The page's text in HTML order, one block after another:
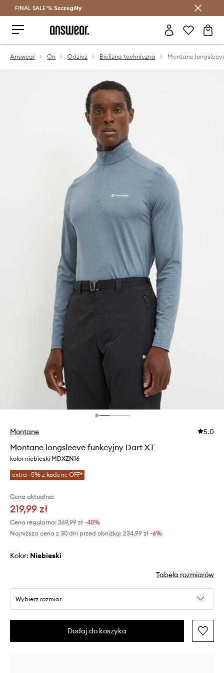
Oszczędzaj z Answear Club >
FINAL SALE % Szczegóły
Answear On Odzież Bielizna techniczna
Montane 5.0
Montane longsleeve funkcyjny Dart XT
kolor niebieski MDXZN16
extra -5% z kodem: OFF*
Cena aktualna:
219,99 zł
Cena regularna: 369,99 zł -40%
Najniższa cena z 30 dni przed obniżką: 234,99 zł -6%
Kolor: niebieski
Tabela rozmiarów
Wybierz rozmiar
Dodaj do koszyka